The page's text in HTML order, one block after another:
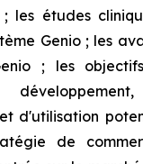
; les études
Genio ; les
; les
d'utilisation
de